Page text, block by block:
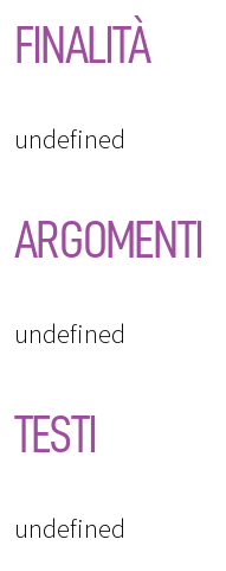
FINALITÀ
undefined
ARGOMENTI
undefined
TESTI
undefined